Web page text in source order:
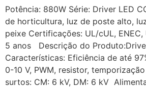
Potência: 880W Série: Driver LED
de horticultura, luz de poste alto,
peixe Certificações: UL/cUL, ENEC,
5 anos Descrição do
Características: Eficiência de até
0-10 V, PWM, resistor,
surtos: CM: 6 kV, DM: 6 kV